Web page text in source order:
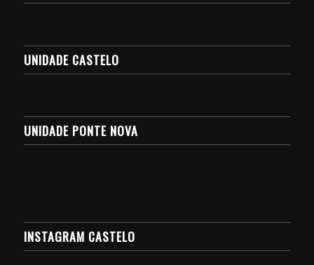
UNIDADE CASTELO
UNIDADE PONTE NOVA
INSTAGRAM CASTELO